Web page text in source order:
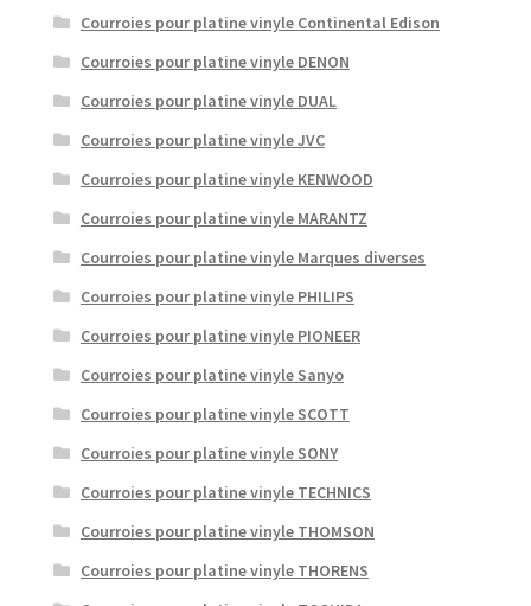
Courroies pour platine vinyle Continental Edison
Courroies pour platine vinyle DENON
Courroies pour platine vinyle DUAL
Courroies pour platine vinyle JVC
Courroies pour platine vinyle KENWOOD
Courroies pour platine vinyle MARANTZ
Courroies pour platine vinyle Marques diverses
Courroies pour platine vinyle PHILIPS
Courroies pour platine vinyle PIONEER
Courroies pour platine vinyle Sanyo
Courroies pour platine vinyle SCOTT
Courroies pour platine vinyle SONY
Courroies pour platine vinyle TECHNICS
Courroies pour platine vinyle THOMSON
Courroies pour platine vinyle THORENS